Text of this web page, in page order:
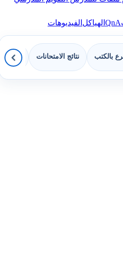
QnAالهياكلالفيديوهات
بالكتب نتائج الامتحانات